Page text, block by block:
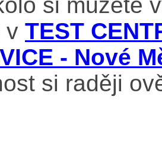
v TEST
- Nové
si raději